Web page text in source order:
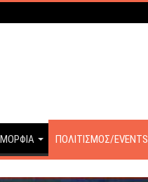
ΠΟΛΙΤΙΣΜΟΣ/EVENTS